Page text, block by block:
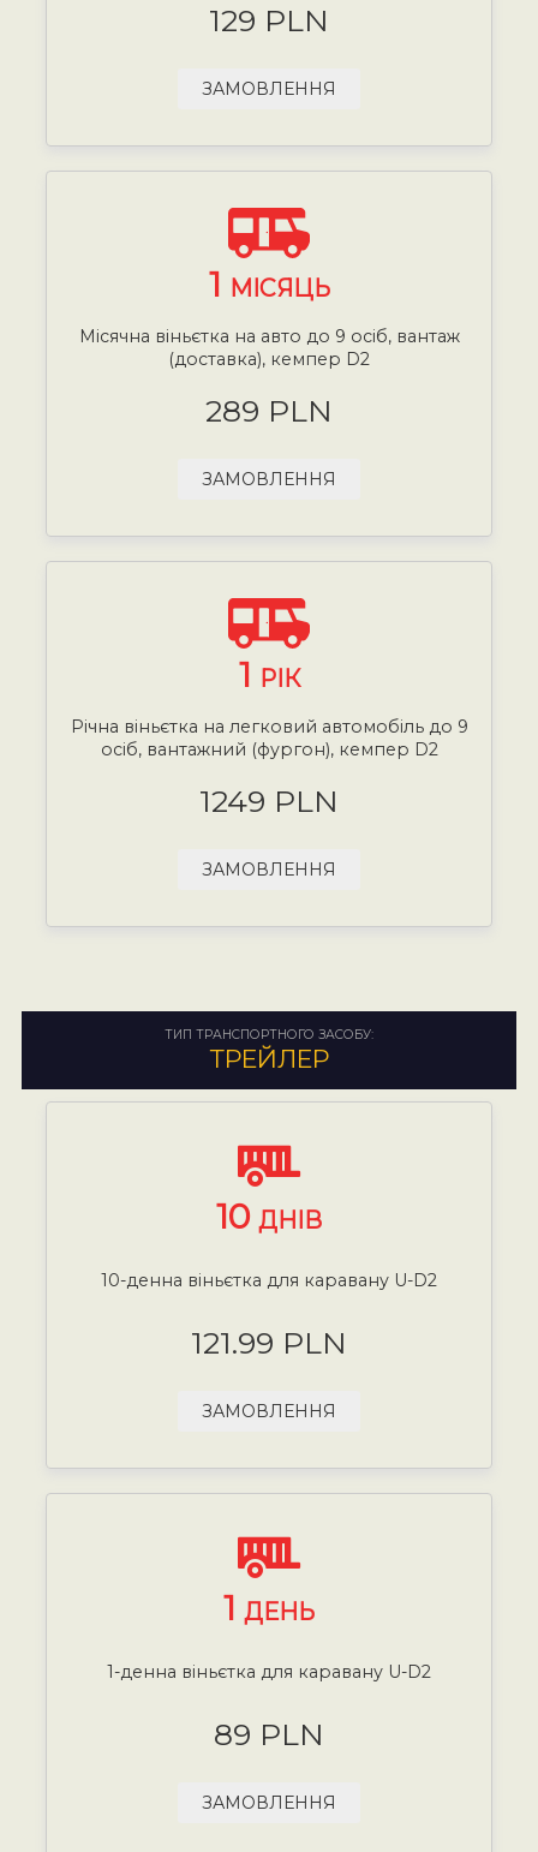
129 PLN
ЗАМОВЛЕННЯ
1 МІСЯЦЬ
Місячна віньєтка на авто до 9 осіб, вантаж
(доставка), кемпер D2
289 PLN
ЗАМОВЛЕННЯ
1 РІК
Річна віньєтка на легковий автомобіль до 9
осіб, вантажний (фургон), кемпер D2
1249 PLN
ЗАМОВЛЕННЯ
ТИП ТРАНСПОРТНОГО ЗАСОБУ:
ТРЕЙЛЕР
10 ДНІВ
10-денна віньєтка для каравану U-D2
121.99 PLN
ЗАМОВЛЕННЯ
1 ДЕНЬ
1-денна віньєтка для каравану U-D2
89 PLN
ЗАМОВЛЕННЯ